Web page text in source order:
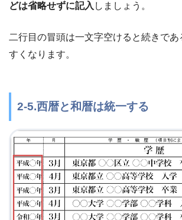
どは省略せずに記入 しましょう。
二行目の冒頭は一文字空けると続きで
すくなります。
2-5.西暦と和暦は統一する